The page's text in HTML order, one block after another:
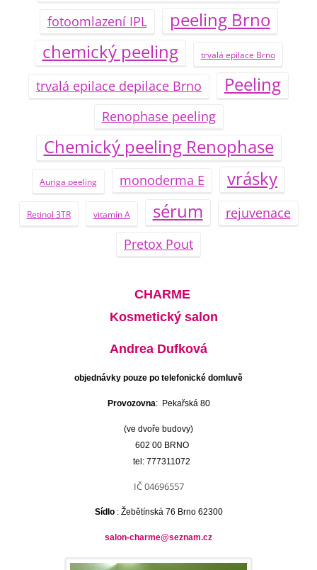
fotoomlazení IPL
peeling Brno
chemický peeling
trvalá epilace Brno
trvalá epilace depilace Brno Peeling
Renophase peeling
Chemický peeling Renophase
Auriga peeling monoderma E vrásky
Retinol 3TR vitamín A sérum
rejuvenace
Pretox Pout
CHARME
Kosmetický salon
Andrea Dufková
objednávky pouze po telefonické domluvě
Provozovna: Pekařská 80
(ve dvoře budovy)
602 00BRNO
tel: 777311072
IČ 04696557
Sídlo: Žebětínská 76 Brno 62300
salon-charme@seznam.cz